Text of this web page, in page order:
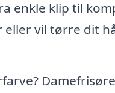
enkle klip til
eller vil tørre dit